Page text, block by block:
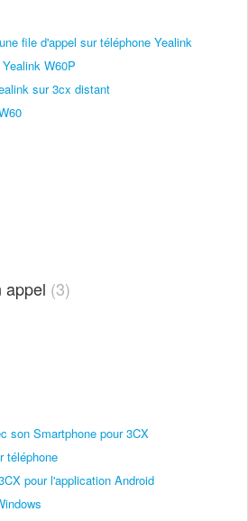
file d'appel sur téléphone Yealink
W60P
sur 3cx distant
appel 3
son Smartphone pour 3CX
téléphone
pour l'application Android